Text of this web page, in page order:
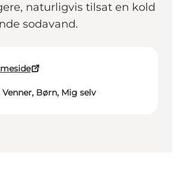
naturligvis tilsat en kold
sodavand.
Børn, Mig selv